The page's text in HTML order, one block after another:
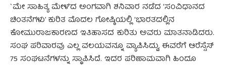
`ಮೇ ಸಾಹಿತ್ಯ ಮೇಳ’ದ ಅಂಗವಾಗಿ ಶನಿವಾರ ನಡೆದ ‘ಸಂವಿಧಾನದ
ಚಿಂತನೆಗಳು’ ಕುರಿತ ಮೊದಲ ಗೋಷ್ಠಿಯಲ್ಲಿ ‘ಭಾರತದಲ್ಲಿನ
ಕೋಮುರಾಜಕಾರಣದ ಇತಿಹಾಸದ ಕುರಿತು ಅವರು ಮಾತನಾಡಿದರು.
ಸಂಘ ಪರಿವಾರವು ಎಲ್ಲ ವಲಯವನ್ನೂ ವ್ಯಾಪಿಸಿದ್ದು, ಈವರೆಗೆ ಆರೆಸ್ಸೆಸ್
75 ಸಂಘಟನೆಗಳನ್ನು ಸ್ಥಾಪಿಸಿದೆ. ಇದರ ಪರಿಣಾಮವಾಗಿ ಹಿಂದೂ